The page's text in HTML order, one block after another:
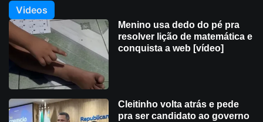
Videos
Menino usa dedo do pé pra
resolver lição de matemática e
conquista a web [vídeo]
Cleitinho volta atrás e pede
pra ser candidato ao governo